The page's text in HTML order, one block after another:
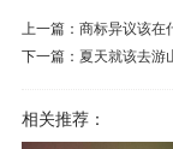
上一篇： 商标异议该在
下一篇： 夏天就该去游
相关推荐：